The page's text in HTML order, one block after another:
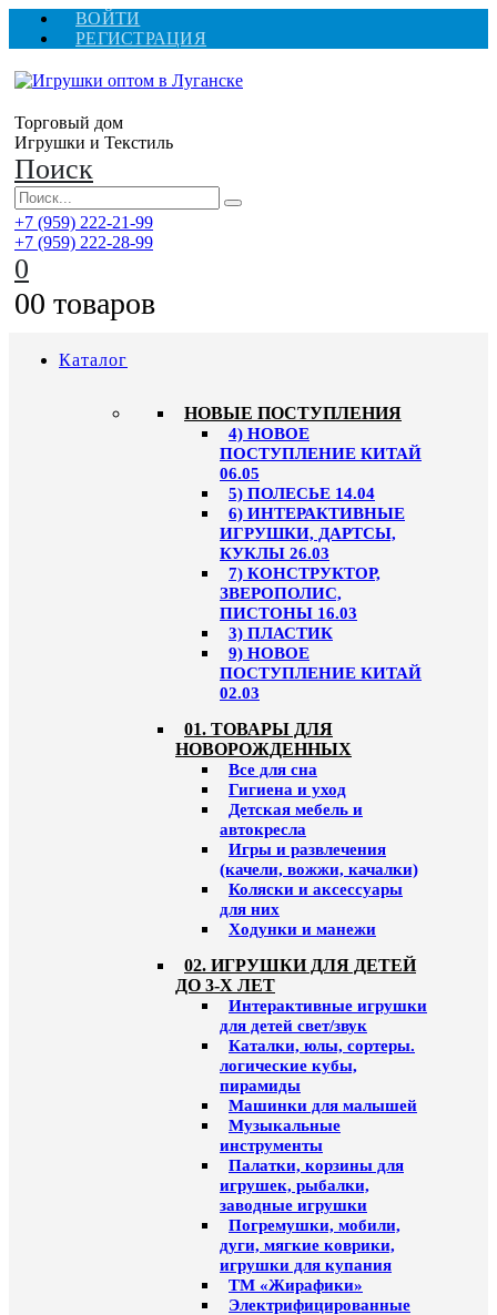
ВОЙТИ
РЕГИСТРАЦИЯ
Торговый дом
Игрушки и Текстиль
Поиск
+7 (959) 222-21-99
+7 (959) 222-28-99
0
00 товаров
Каталог
НОВЫЕ ПОСТУПЛЕНИЯ
4) НОВОЕ
ПОСТУПЛЕНИЕ КИТАЙ
06.05
5) ПОЛЕСЬЕ 14.04
6) ИНТЕРАКТИВНЫЕ
ИГРУШКИ, ДАРТСЫ,
КУКЛЫ 26.03
7) КОНСТРУКТОР,
ЗВЕРОПОЛИС,
ПИСТОНЫ 16.03
3) ПЛАСТИК
9) НОВОЕ
ПОСТУПЛЕНИЕ КИТАЙ
02.03
01. ТОВАРЫ ДЛЯ
НОВОРОЖДЕННЫХ
Все для сна
Гигиена и уход
Детская мебель и
автокресла
Игры и развлечения
(качели, вожжи, качалки)
Коляски и аксессуары
для них
Ходунки и манежи
02. ИГРУШКИ ДЛЯ ДЕТЕЙ
ДО 3-Х ЛЕТ
Интерактивные игрушки
для детей свет/звук
Каталки, юлы, сортеры.
логические кубы,
пирамиды
Машинки для малышей
Музыкальные
инструменты
Палатки, корзины для
игрушек, рыбалки,
заводные игрушки
Погремушки, мобили,
дуги, мягкие коврики,
игрушки для купания
ТМ «Жирафики»
Электрифицированные